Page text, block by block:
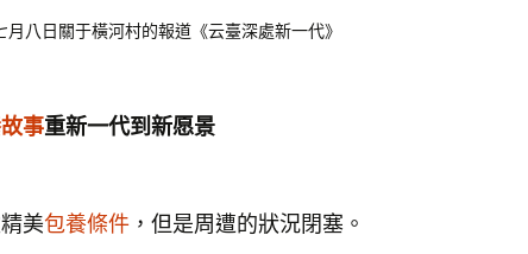
日關于橫河村的報道《云臺深處新一代》
事重新一代到新愿景
美包養條件 ，但是周遭的狀況閉塞。